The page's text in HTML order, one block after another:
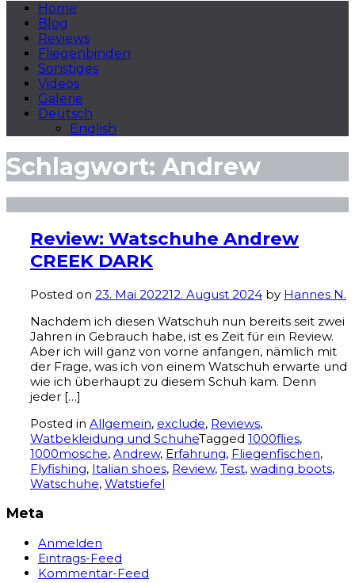
Home
Blog
Reviews
Fliegenbinden
Sonstiges
Videos
Galerie
Deutsch
English
Schlagwort: Andrew
Review: Watschuhe Andrew
CREEK DARK
Posted on 23. Mai 202212. August 2024 by Hannes N.
Nachdem ich diesen Watschuh nun bereits seit zwei
Jahren in Gebrauch habe, ist es Zeit für ein Review.
Aber ich will ganz von vorne anfangen, nämlich mit
der Frage, was ich von einem Watschuh erwarte und
wie ich überhaupt zu diesem Schuh kam. Denn
jeder […]
Posted in Allgemein, exclude, Reviews,
Watbekleidung und SchuheTagged 1000flies,
1000mosche, Andrew, Erfahrung, Fliegenfischen,
Flyfishing, Italian shoes, Review, Test, wading boots,
Watschuhe, Watstiefel
Meta
Anmelden
Eintrags-Feed
Kommentar-Feed